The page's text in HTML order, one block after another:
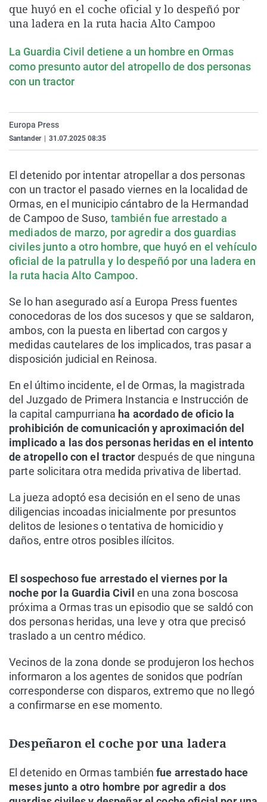
La rosa de los vientos
Gente viajera
Como el perro y el
Caso
Retornados
Equipo de
Operación Viuda
Extremadura
Galicia
La Rioja
Navarra
Virales
Televisión
Elecciones
que huyó en el coche oficial y lo despeñó por
una ladera en la ruta hacia Alto Campoo
La Guardia Civil detiene a un hombre en Ormas
como presunto autor del atropello de dos personas
con un tractor
Europa Press
Santander 31.07.2025 08:35
El detenido por intentar atropellar a dos personas
con un tractor el pasado viernes en la localidad de
Ormas, en el municipio cántabro de la Hermandad
de Campoo de Suso, también fue arrestado a
mediados de marzo, por agredir a dos guardias
civiles junto a otro hombre, que huyó en el vehículo
oficial de la patrulla y lo despeñó por una ladera en
la ruta hacia Alto Campoo.
Se lo han asegurado así a Europa Press fuentes
conocedoras de los dos sucesos y que se saldaron,
ambos, con la puesta en libertad con cargos y
medidas cautelares de los implicados, tras pasar a
disposición judicial en Reinosa.
En el último incidente, el de Ormas, la magistrada
del Juzgado de Primera Instancia e Instrucción de
la capital campurriana ha acordado de oficio la
prohibición de comunicación y aproximación del
implicado a las dos personas heridas en el intento
de atropello con el tractordespués de que ninguna
parte solicitara otra medida privativa de libertad.
La jueza adoptó esa decisión en el seno de unas
diligencias incoadas inicialmente por presuntos
delitos de lesiones o tentativa de homicidio y
daños, entre otros posibles ilícitos.
El sospechoso fue arrestado el viernes por la
noche por la Guardia Civil en una zona boscosa
próxima a Ormas tras un episodio que se saldó con
dos personas heridas, una leve y otra que precisó
traslado a un centro médico.
Vecinos de la zona donde se produjeron los hechos
informaron a los agentes de sonidos que podrían
corresponderse con disparos, extremo que no llegó
a confirmarse en ese momento.
Despeñaron el coche por una ladera
El detenido en Ormas también fue arrestado hace
meses junto a otro hombre por agredir a dos